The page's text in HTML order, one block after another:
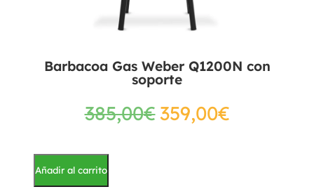
Barbacoa Gas Weber Q1200N con
soporte
385,00€359,00€
Añadir al carrito